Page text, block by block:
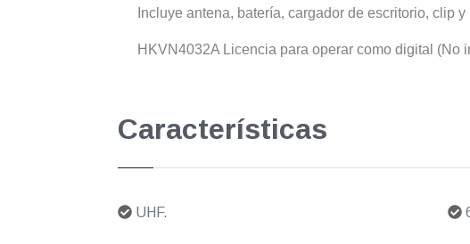
Incluye antena, batería, cargador de escritorio, clip
HKVN4032A Licencia para operar como digital (No
Características
UHF.